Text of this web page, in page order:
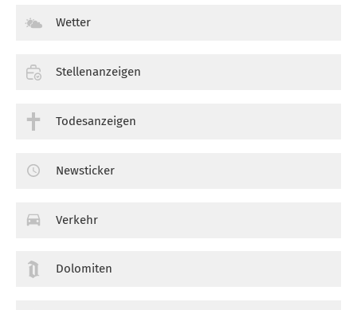
Wetter
Stellenanzeigen
Todesanzeigen
Newsticker
Verkehr
Dolomiten